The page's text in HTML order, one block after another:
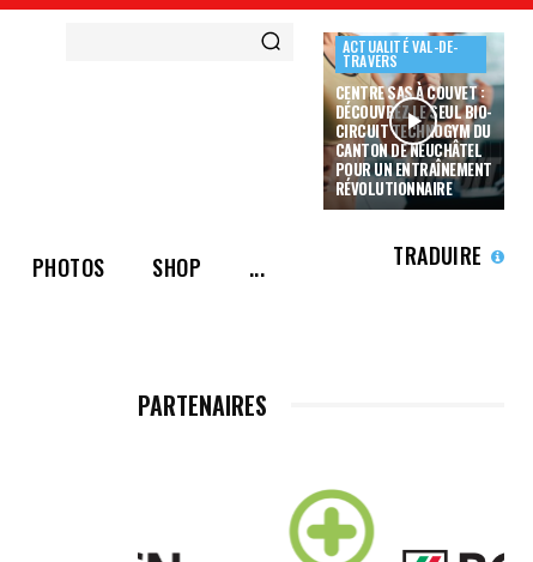
ACTUALITÉ VAL-DE-
TRAVERS
CENTRE SAS À COUVET :
DÉCOUVREZ LE SEUL BIO-
CIRCUIT TECHNOGYM DU
CANTON DE NEUCHÂTEL
POUR UN ENTRAÎNEMENT
RÉVOLUTIONNAIRE
PHOTOS SHOP ... TRADUIRE
PARTENAIRES